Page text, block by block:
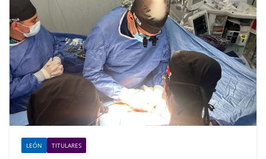
LEÓN TITULARES